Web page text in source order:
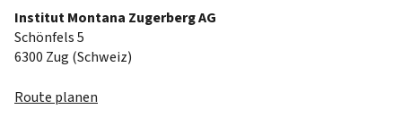
Institut Montana Zugerberg AG
Schönfels 5
6300 Zug (Schweiz)
Route planen